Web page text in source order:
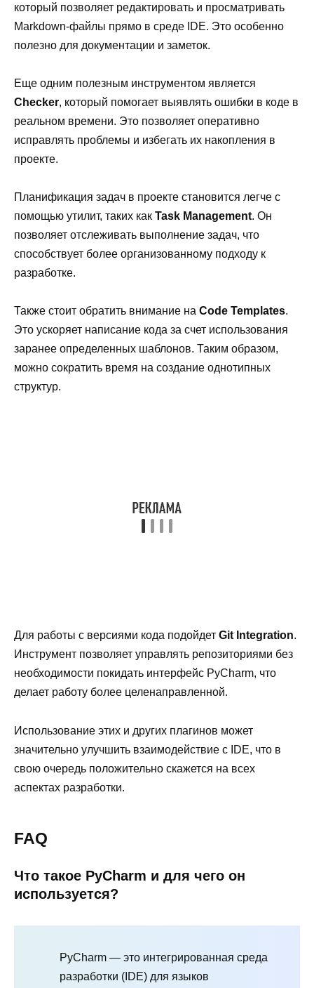
который позволяет редактировать и просматривать
Markdown-файлы прямо в среде IDE. Это особенно
полезно для документации и заметок.
Еще одним полезным инструментом является
Checker, который помогает выявлять ошибки в коде в
реальном времени. Это позволяет оперативно
исправлять проблемы и избегать их накопления в
проекте.
Планификация задач в проекте становится легче с
помощью утилит, таких как Task Management. Он
позволяет отслеживать выполнение задач, что
способствует более организованному подходу к
разработке.
Также стоит обратить внимание на Code Templates.
Это ускоряет написание кода за счет использования
заранее определенных шаблонов. Таким образом,
можно сократить время на создание однотипных
структур.
Для работы с версиями кода подойдет Git Integration.
Инструмент позволяет управлять репозиториями без
необходимости покидать интерфейс PyCharm, что
делает работу более целенаправленной.
Использование этих и других плагинов может
значительно улучшить взаимодействие с IDE, что в
свою очередь положительно скажется на всех
аспектах разработки.
FAQ
Что такое PyCharm и для чего он
используется?
PyCharm — это интегрированная среда
разработки (IDE) для языков